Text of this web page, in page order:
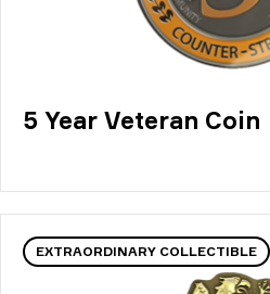
5 Year Veteran Coin
EXTRAORDINARY COLLECTIBLE